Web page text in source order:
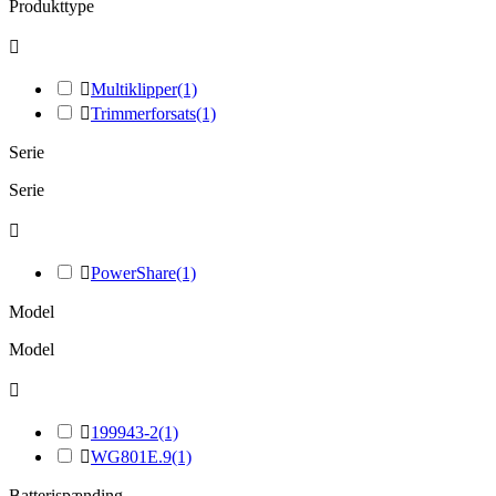
Produkttype

Multiklipper(1)
Trimmerforsats(1)
Serie
Serie

PowerShare(1)
Model
Model

199943-2(1)
WG801E.9(1)